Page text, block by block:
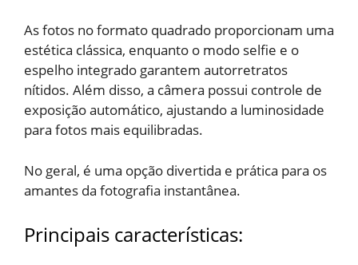
As fotos no formato quadrado proporcionam uma
estética clássica, enquanto o modo selfie e o
espelho integrado garantem autorretratos
nítidos. Além disso, a câmera possui controle de
exposição automático, ajustando a luminosidade
para fotos mais equilibradas.
No geral, é uma opção divertida e prática para os
amantes da fotografia instantânea.
Principais características: